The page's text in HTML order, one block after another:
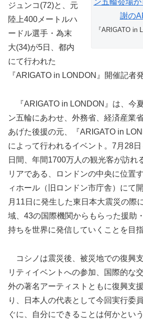
『ARIGATO in
ジュンコ(72)と、元
陸上400メートルハ
ードル選手・為末
大(34)が5日、都内
にて行われた
『ARIGATO in LONDON』開催記者
『ARIGATO in LONDON』は、今
ン五輪にあわせ、外務省、経済産業
あげた後援の元、『ARIGATO in
によって行われるイベント。7月28
日間、年間1700万人の観光客が訪れ
リアである、ロンドンの中央に位置
ィホール（旧ロンドン市庁舎）にて
月11日に発生した東日本大震災の際
域、43の国際機関からもらった援助
持ちを世界に発信していくことを目指
コシノは震災後、被災地での復興
リティイベントへの参加、国際的な
外の著名アーティストともに復興支
り、日本人の代表として今回実行委
ぐに、自分にできることは何かとい